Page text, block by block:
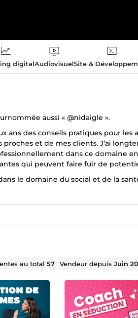
digitalAudiovisuelSite &
aussi « @nidaigle ».
ans des conseils pratiques pour
et de mes clients. J’ai
dans ce domaine
qui peuvent faire fuir de
le domaine du social et de la
web en freelance ! Je rédige à
au total57 Vendeur depuisJuin